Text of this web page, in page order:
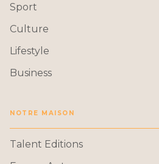
Sport
Culture
Lifestyle
Business
NOTRE MAISON
Talent Editions